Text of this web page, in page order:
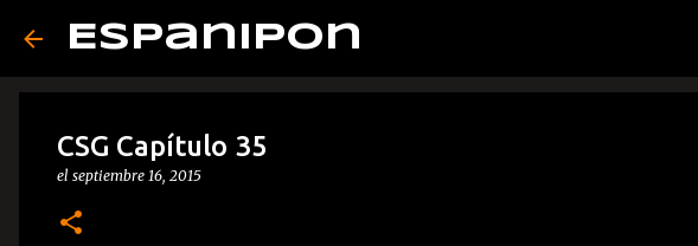
Espanipon
CSG Capítulo 35
el septiembre 16, 2015